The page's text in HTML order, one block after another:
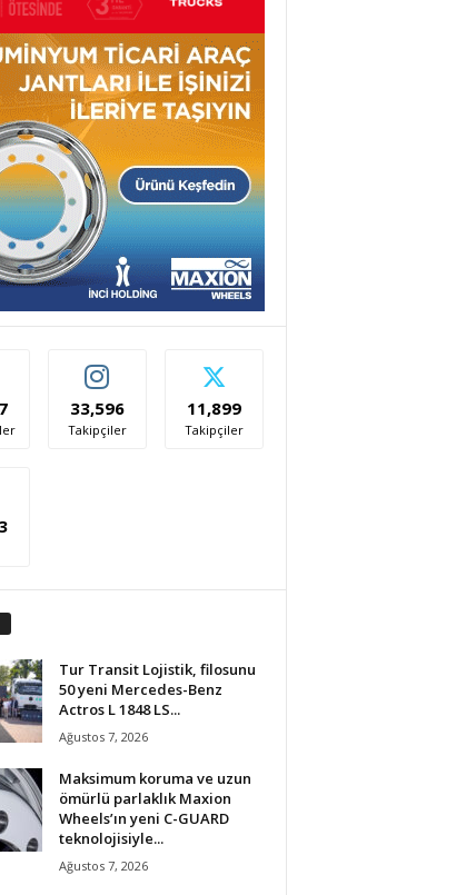
33,596
Takipçiler
11,899
Takipçiler
Tur Transit Lojistik, filosunu
50 yeni Mercedes-Benz
Actros L 1848 LS...
Ağustos 7, 2026
Maksimum koruma ve uzun
ömürlü parlaklık Maxion
Wheels’ın yeni C-GUARD
teknolojisiyle...
Ağustos 7, 2026